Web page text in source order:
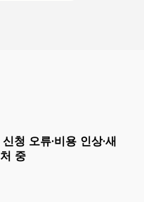
청 오류·비용 인상·새
중